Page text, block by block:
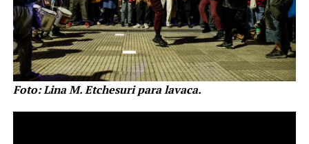
Foto: Lina M. Etchesuri para lavaca.